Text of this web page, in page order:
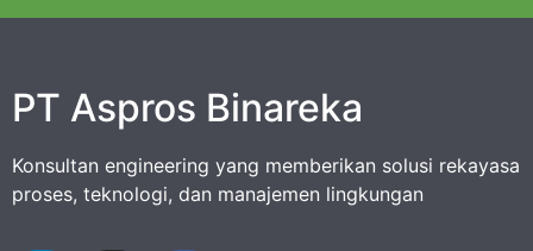
PT Aspros Binareka
Konsultan engineering yang memberikan solusi rekayasa
proses, teknologi, dan manajemen lingkungan